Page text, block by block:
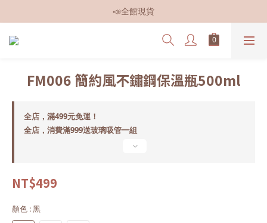
📣全館現貨
📣全館現貨
📣全館現貨
FM006 簡約風不鏽鋼保溫瓶500ml
全店，滿499元免運！
全店，消費滿999送玻璃吸管一組
NT$499
顏色 : 黑